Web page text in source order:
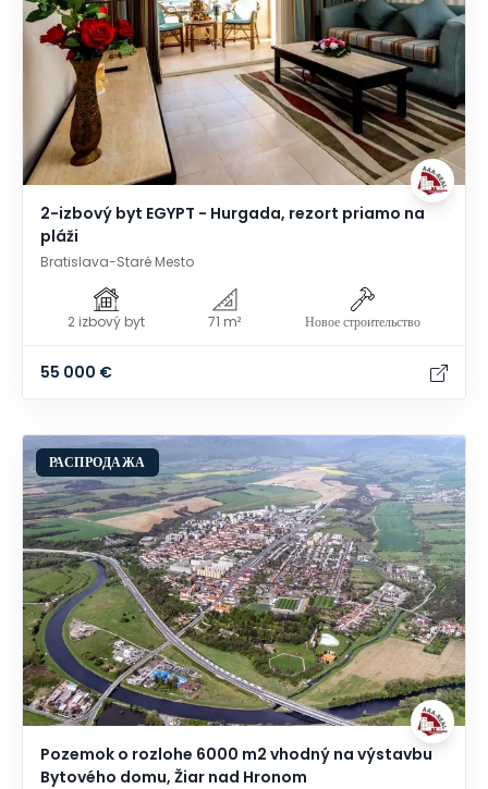
2-izbový byt EGYPT - Hurgada, rezort priamo na
pláži
Bratislava-Staré Mesto
2 izbový byt 71 m² Новое строительство
55 000 €
РАСПРОДАЖА
Pozemok o rozlohe 6000 m2 vhodný na výstavbu
Bytového domu, Žiar nad Hronom